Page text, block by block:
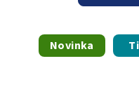
Novinka